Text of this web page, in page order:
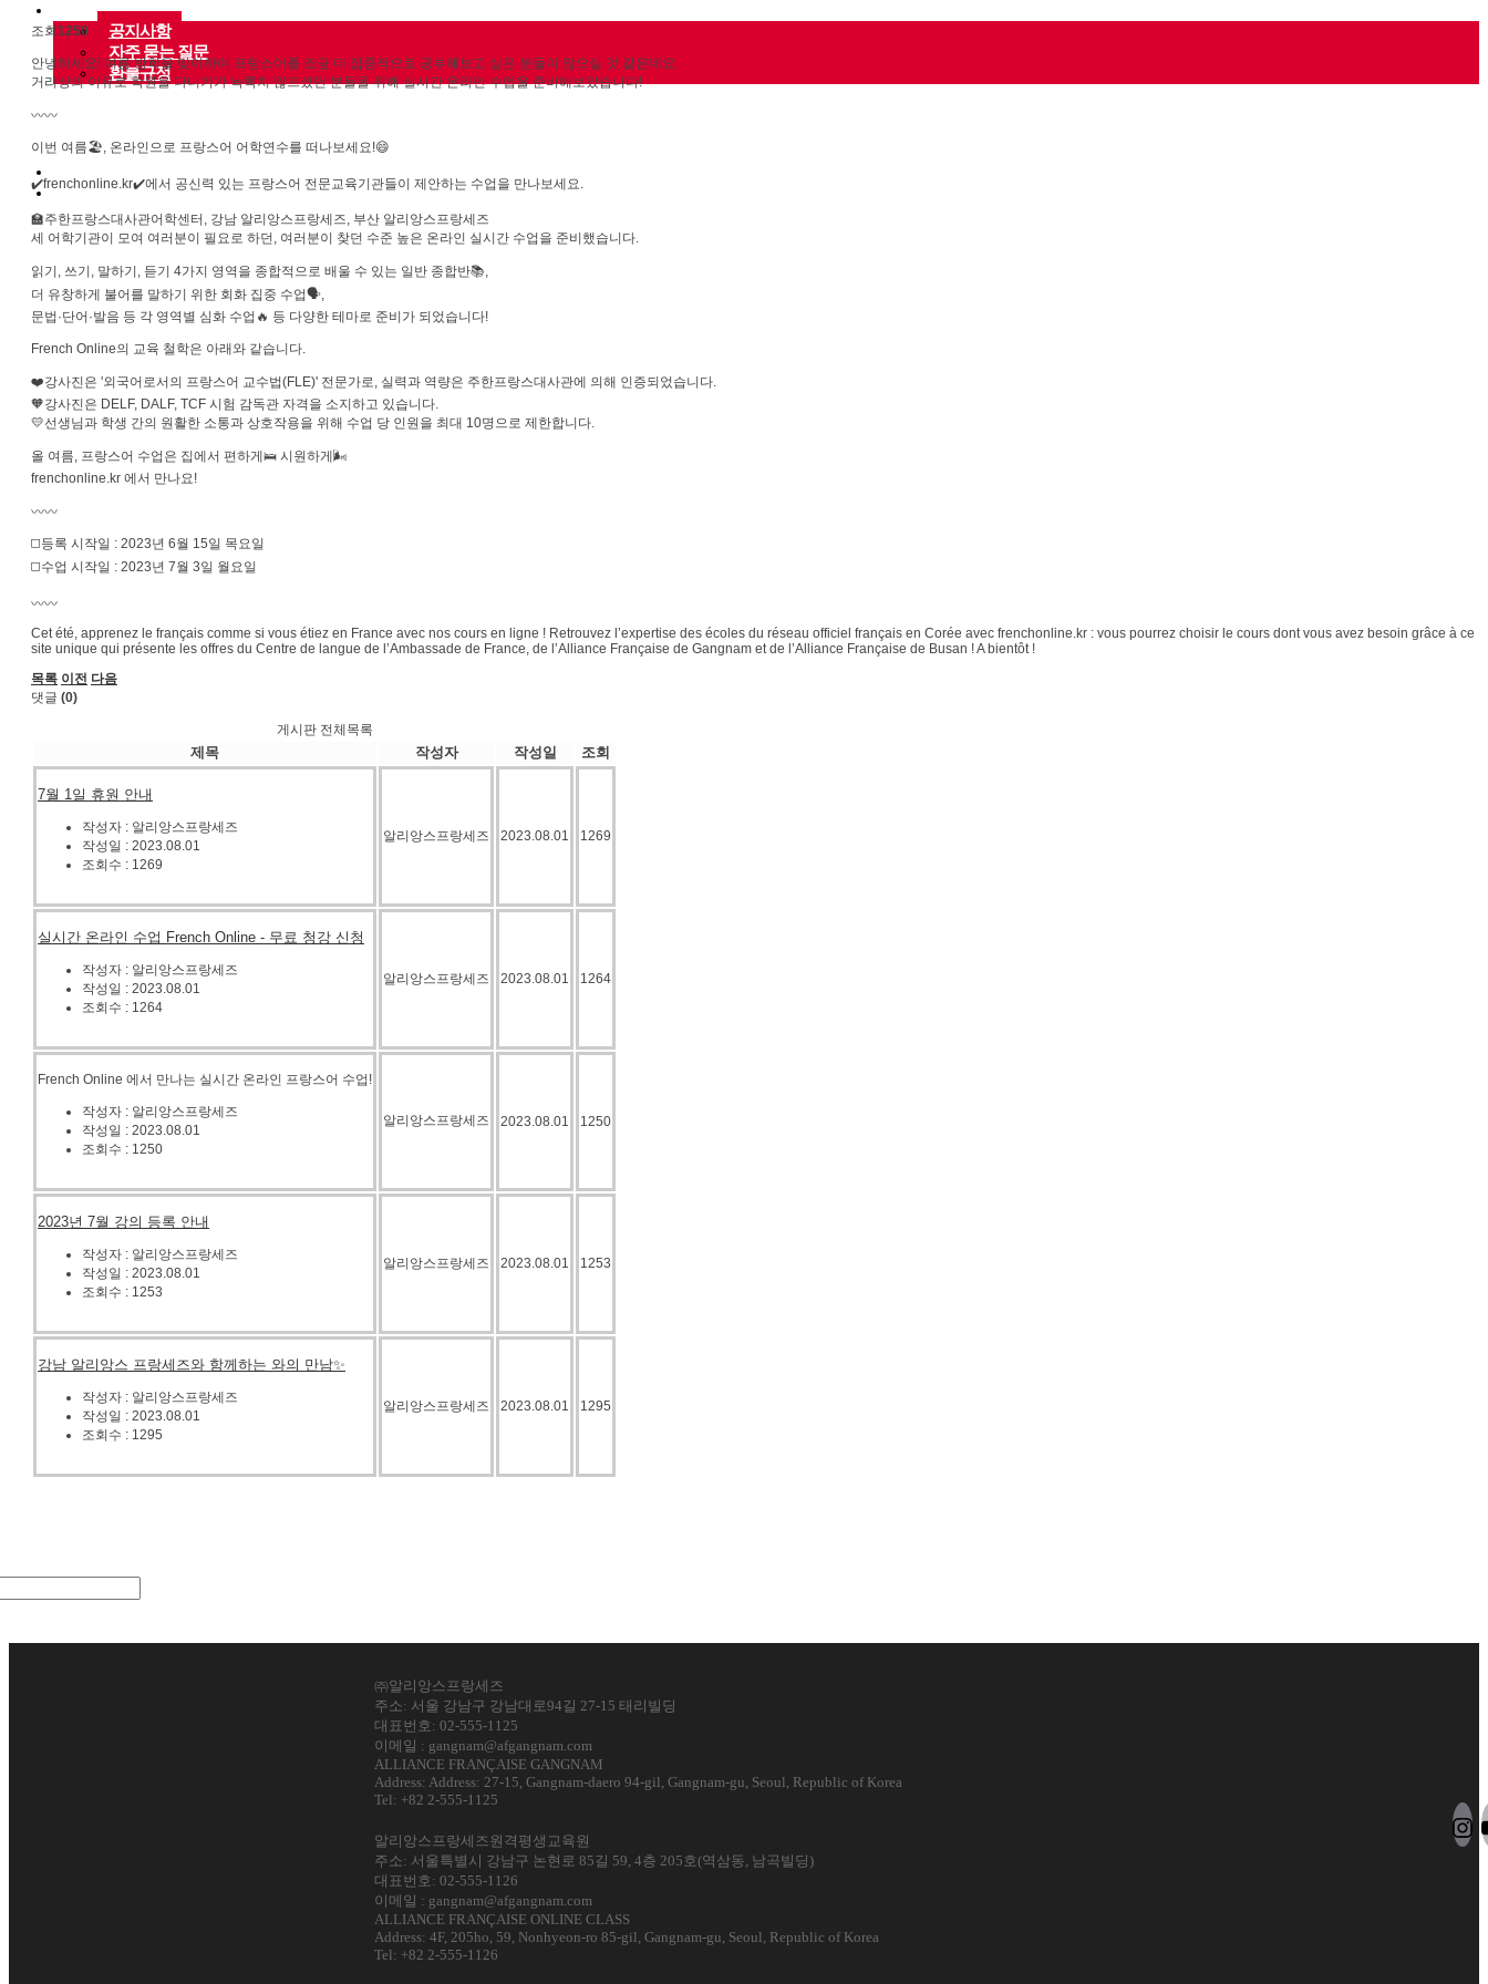
커뮤니티
공지사항
자주 묻는 질문
환불규정
회원가입
조회1250
안녕하세요! 여름 방학을 맞이하여 프랑스어를 조금 더 집중적으로 공부해보고 싶은 분들이 많으실 것 같은데요.
거리상의 이유로 학원을 다니기가 녹록치 않으셨던 분들을 위해 실시간 온라인 수업을 준비해보았습니다!
〰️〰️
이번 여름🏖️, 온라인으로 프랑스어 어학연수를 떠나보세요!😄
✔️frenchonline.kr✔️에서 공신력 있는 프랑스어 전문교육기관들이 제안하는 수업을 만나보세요.
🏫주한프랑스대사관어학센터, 강남 알리앙스프랑세즈, 부산 알리앙스프랑세즈
세 어학기관이 모여 여러분이 필요로 하던, 여러분이 찾던 수준 높은 온라인 실시간 수업을 준비했습니다.
읽기, 쓰기, 말하기, 듣기 4가지 영역을 종합적으로 배울 수 있는 일반 종합반📚,
더 유창하게 불어를 말하기 위한 회화 집중 수업🗣️,
문법·단어·발음 등 각 영역별 심화 수업🔥 등 다양한 테마로 준비가 되었습니다!
French Online의 교육 철학은 아래와 같습니다.
❤️강사진은 '외국어로서의 프랑스어 교수법(FLE)' 전문가로, 실력과 역량은 주한프랑스대사관에 의해 인증되었습니다.
🧡강사진은 DELF, DALF, TCF 시험 감독관 자격을 소지하고 있습니다.
💛선생님과 학생 간의 원활한 소통과 상호작용을 위해 수업 당 인원을 최대 10명으로 제한합니다.
올 여름, 프랑스어 수업은 집에서 편하게🛌 시원하게🌬️
frenchonline.kr 에서 만나요!
〰️〰️
◻️등록 시작일 : 2023년 6월 15일 목요일
◻️수업 시작일 : 2023년 7월 3일 월요일
〰️〰️
Cet été, apprenez le français comme si vous étiez en France avec nos cours en ligne ! Retrouvez l’expertise des écoles du réseau officiel français en Corée avec frenchonline.kr : vous pourrez choisir le cours dont vous avez besoin grâce à ce
site unique qui présente les offres du Centre de langue de l’Ambassade de France, de l’Alliance Française de Gangnam et de l’Alliance Française de Busan ! A bientôt !
목록 이전 다음
댓글 (0)
게시판 전체목록
제목 작성자 작성일 조회
7월 1일 휴원 안내
작성자 : 알리앙스프랑세즈
작성일 : 2023.08.01
조회수 : 1269
알리앙스프랑세즈 2023.08.01 1269
실시간 온라인 수업 French Online - 무료 청강 신청
작성자 : 알리앙스프랑세즈
작성일 : 2023.08.01
조회수 : 1264
알리앙스프랑세즈 2023.08.01 1264
French Online 에서 만나는 실시간 온라인 프랑스어 수업!
작성자 : 알리앙스프랑세즈
작성일 : 2023.08.01
조회수 : 1250
알리앙스프랑세즈 2023.08.01 1250
2023년 7월 강의 등록 안내
작성자 : 알리앙스프랑세즈
작성일 : 2023.08.01
조회수 : 1253
알리앙스프랑세즈 2023.08.01 1253
강남 알리앙스 프랑세즈와 함께하는 와의 만남✨
작성자 : 알리앙스프랑세즈
작성일 : 2023.08.01
조회수 : 1295
알리앙스프랑세즈 2023.08.01 1295
㈜알리앙스프랑세즈
주소: 서울 강남구 강남대로94길 27-15 태리빌딩
대표번호: 02-555-1125
이메일 : gangnam@afgangnam.com
ALLIANCE FRANÇAISE GANGNAM
Address: Address: 27-15, Gangnam-daero 94-gil, Gangnam-gu, Seoul, Republic of Korea
Tel: +82 2-555-1125
알리앙스프랑세즈원격평생교육원
주소: 서울특별시 강남구 논현로 85길 59, 4층 205호(역삼동, 남곡빌딩)
대표번호: 02-555-1126
이메일 : gangnam@afgangnam.com
ALLIANCE FRANÇAISE ONLINE CLASS
Address: 4F, 205ho, 59, Nonhyeon-ro 85-gil, Gangnam-gu, Seoul, Republic of Korea
Tel: +82 2-555-1126